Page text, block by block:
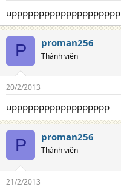
upppppppppppppppppppp
P proman256
Thành viên
20/2/2013
upppppppppppppppppp
P proman256
Thành viên
21/2/2013